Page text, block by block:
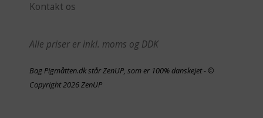
Kontakt os
Alle priser er inkl. moms og DDK
Bag Pigmåtten.dk står ZenUP, som er 100% danskejet - ©
Copyright 2026 ZenUP